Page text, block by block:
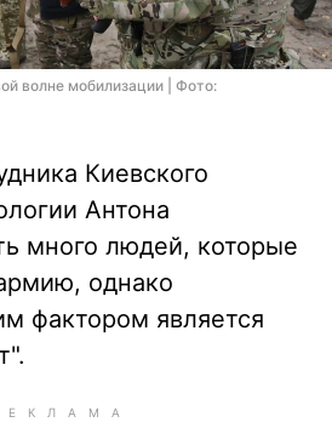
волне мобилизации | Фото:
Киевского
Антона
много людей, которые
однако
фактором является